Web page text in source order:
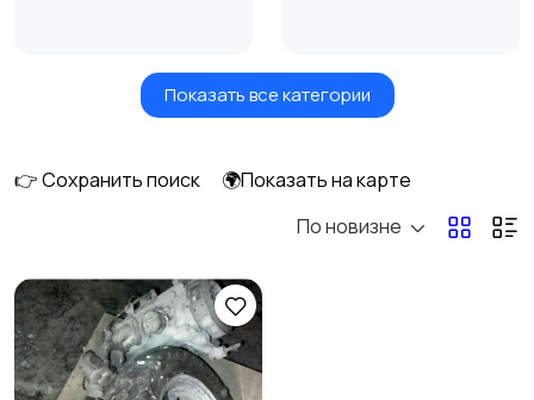
Квадроциклы и багги
Снегоходы
Показать все категории
👉 Сохранить поиск
🌍Показать на карте
По новизне